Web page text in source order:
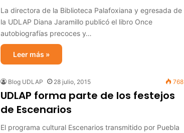
La directora de la Biblioteca Palafoxiana y egresada de
la UDLAP Diana Jaramillo publicó el libro Once
autobiografías precoces y…
Leer más »
Blog UDLAP 28 julio, 2015 768
UDLAP forma parte de los festejos
de Escenarios
El programa cultural Escenarios transmitido por Puebla